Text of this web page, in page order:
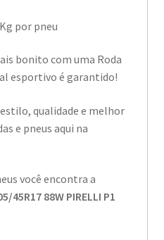
por pneu
bonito com uma Roda
esportivo é garantido!
qualidade e melhor
e pneus aqui na
você encontra a
45R17 88W PIRELLI P1